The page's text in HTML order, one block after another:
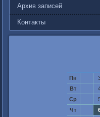
Архив записей
Контакты
Пн
Вт
Ср
Чт